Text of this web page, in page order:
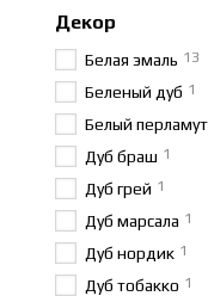
Декор
Белая эмаль 13
Беленый дуб 1
Белый
Дуб браш 1
Дуб грей 1
Дуб марсала 1
Дуб нордик 1
Дуб тобакко 1